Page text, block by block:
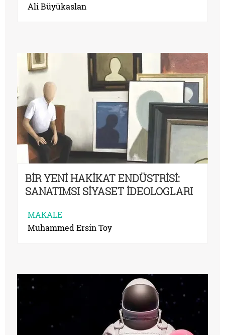
Ali Büyükaslan
BİR YENİ HAKİKAT ENDÜSTRİSİ:
SANATIMSI SİYASET İDEOLOGLARI
MAKALE
Muhammed Ersin Toy